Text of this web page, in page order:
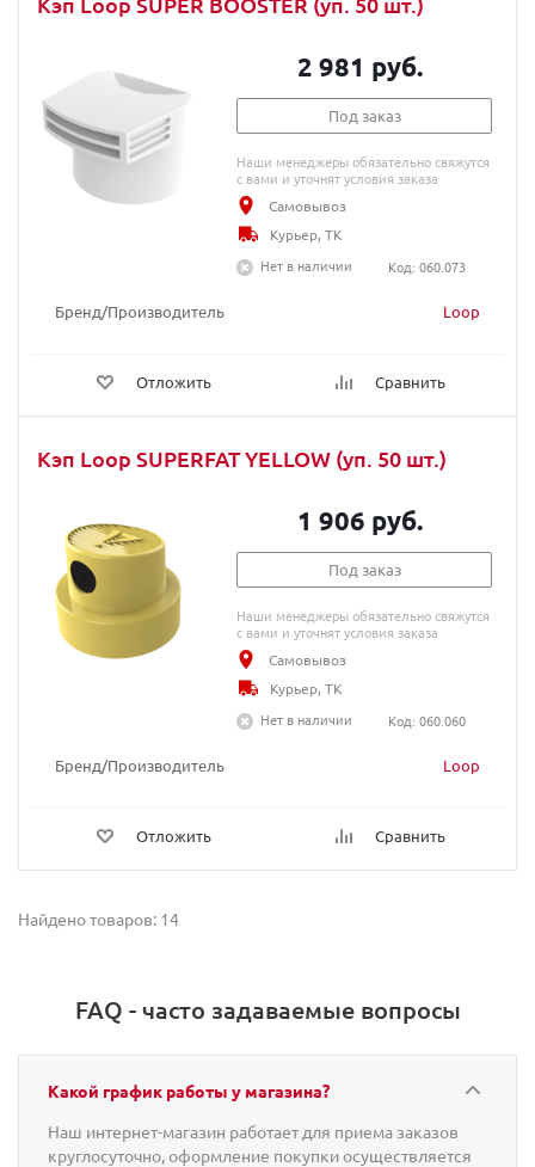
Бренд/Производитель Loop
Отложить Сравнить
2 981 руб.
Под заказ
Наши менеджеры обязательно свяжутся
с вами и уточнят условия заказа
Самовывоз
Курьер, ТК
Нет в наличии
Код: 060.073
Кэп Loop SUPERFAT YELLOW (уп. 50 шт.)
Бренд/Производитель Loop
Отложить Сравнить
1 906 руб.
Под заказ
Наши менеджеры обязательно свяжутся
с вами и уточнят условия заказа
Самовывоз
Курьер, ТК
Нет в наличии
Код: 060.060
Найдено товаров: 14
FAQ - часто задаваемые вопросы
Какой график работы у магазина?
Наш интернет-магазин работает для приема заказов
круглосуточно, оформление покупки осуществляется